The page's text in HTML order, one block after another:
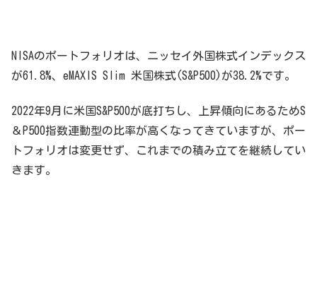
NISAのポートフォリオは、ニッセイ外国株式インデックス
が61.8%、eMAXIS Slim 米国株式(S&P500)が38.2%です。
2022年9月に米国S&P500が底打ちし、上昇傾向にあるためS
＆P500指数連動型の比率が高くなってきていますが、ポー
トフォリオは変更せず、これまでの積み立てを継続してい
きます。